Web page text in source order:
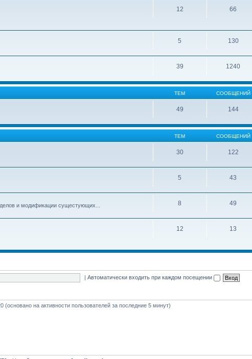
12 66
5 130
39 1240
ТЕМ СООБЩЕНИЙ
49 144
ТЕМ СООБЩЕНИЙ
30 122
5 43
и модификации сущестующих... 8 49
12 13
|Автоматически входить при каждом посещении
(основано на активности пользователей за последние 5 минут)